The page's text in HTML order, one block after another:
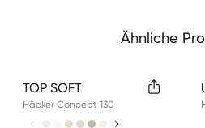
Ähnliche
TOP SOFT
Häcker Concept 130
Available colors